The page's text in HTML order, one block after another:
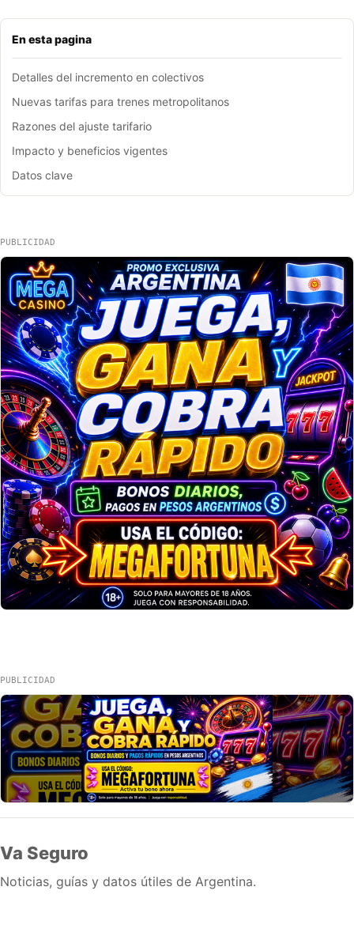
En esta pagina
Detalles del incremento en colectivos
Nuevas tarifas para trenes metropolitanos
Razones del ajuste tarifario
Impacto y beneficios vigentes
Datos clave
PUBLICIDAD
PUBLICIDAD
Va Seguro
Noticias, guías y datos útiles de Argentina.